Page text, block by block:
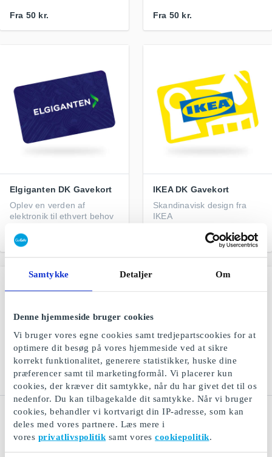
Samtykke Detaljer Om
Denne hjemmeside bruger cookies
Vi bruger vores egne cookies samt tredjepartscookies for at
optimere dit besøg på vores hjemmeside ved at sikre
korrekt funktionalitet, generere statistikker, huske dine
præferencer samt til marketingformål. Vi placerer kun
cookies, der kræver dit samtykke, når du har givet det til os
nedenfor. Du kan tilbagekalde dit samtykke. Når vi bruger
cookies, behandler vi kortvarigt din IP-adresse, som kan
deles med vores partnere. Læs mere i
vores privatlivspolitik samt vorescookiepolitik.
Fra 50 kr. Fra 50 kr.
Elgiganten DK Gavekort
Oplev en verden af
elektronik til ethvert behov
Fra 50 kr.
IKEA DK Gavekort
Skandinavisk design fra
IKEA
Restaurantguidens
Digital DK Gavekort
Restaurant-, hotel- og
Restaurangguiden -
Hotel & Spa DK Gavekort
Et gavekort til masser af